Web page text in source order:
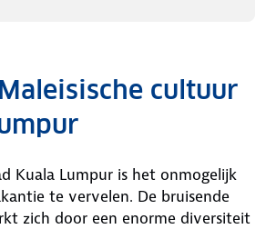
cultuur
Kuala Lumpur is het onmogelijk
te vervelen. De bruisende
zich door een enorme diversiteit